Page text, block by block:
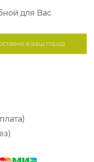
для Вас
в ваш город